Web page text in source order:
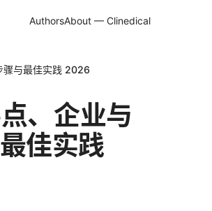
AuthorsAbout — Clinedical
骤与最佳实践 2026
、企业与
佳实践